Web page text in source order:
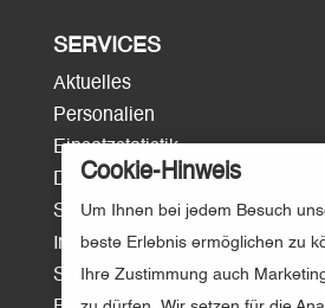
SERVICES
Aktuelles
Personalien
Einsatzstatistik
Download
Surftipps
Intern/Login
Sitemap
Cookie-Hinweis
Um Ihnen bei jedem Besuch
beste Erlebnis ermöglichen zu
Ihre Zustimmung auch